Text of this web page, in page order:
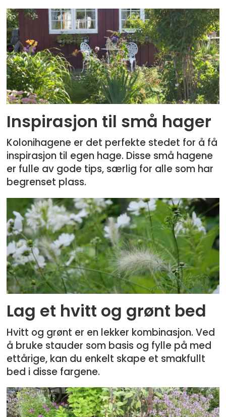
Inspirasjon til små hager
Kolonihagene er det perfekte stedet for å få
inspirasjon til egen hage. Disse små hagene
er fulle av gode tips, særlig for alle som har
begrenset plass.
Lag et hvitt og grønt bed
Hvitt og grønt er en lekker kombinasjon. Ved
å bruke stauder som basis og fylle på med
ettårige, kan du enkelt skape et smakfullt
bed i disse fargene.